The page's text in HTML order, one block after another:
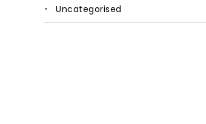
Uncategorised